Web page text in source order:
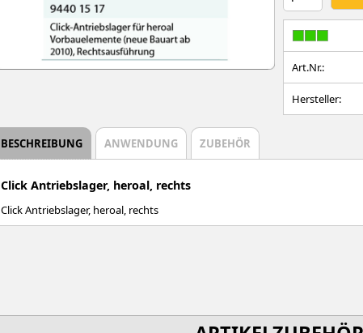
Art.Nr.:
Hersteller:
BESCHREIBUNG ANWENDUNG ZUBEHÖR
Click Antriebslager, heroal, rechts
Click Antriebslager, heroal, rechts